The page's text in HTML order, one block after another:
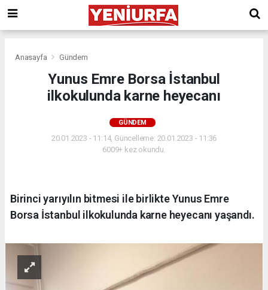
Anasayfa Gündem
Yunus Emre Borsa İstanbul
ilkokulunda karne heyecanı
GÜNDEM
20.01.2023 - 11:14, Güncelleme: 20.01.2023 - 11:36
6009+ kez okundu.
Birinci yarıyılın bitmesi ile birlikte Yunus Emre
Borsa İstanbul ilkokulunda karne heyecanı yaşandı.